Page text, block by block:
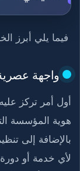
فيما يلي أبرز
واجهة
أول أمر تركز
هوية المؤسسة
بالإضافة إلى
لأي خدمة أو